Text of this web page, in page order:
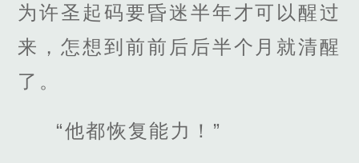
为许圣起码要昏迷半年才可以醒过
来，怎想到前前后后半个月就清醒
了。
“他都恢复能力！”